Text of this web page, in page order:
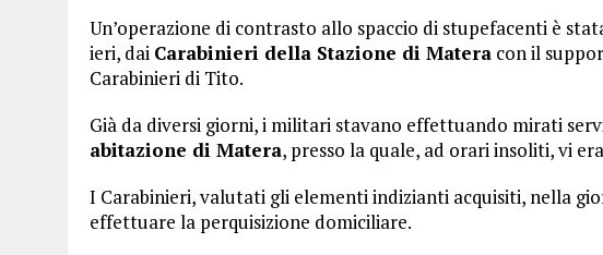
Un’operazione di contrasto allo spaccio di stupefacenti è
ieri, dai Carabinieri della Stazione di Matera con il
Carabinieri di Tito.
Già da diversi giorni, i militari stavano effettuando mirati
abitazione di Matera, presso la quale, ad orari insoliti, vi
I Carabinieri, valutati gli elementi indizianti acquisiti, nella
effettuare la perquisizione domiciliare.